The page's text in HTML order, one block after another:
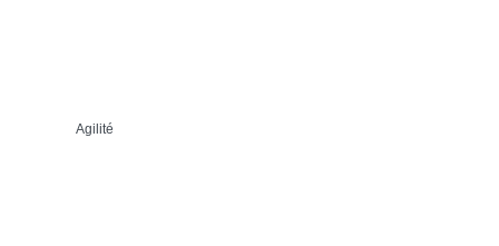
Agilité